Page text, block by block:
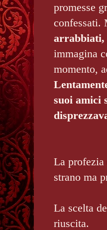
promesse
confessati.
arrabbiati,
immagina
momento,
suoi amici
La
strano ma
La scelta
riuscita.